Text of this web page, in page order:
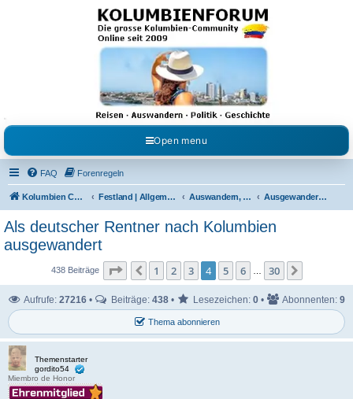
Kolumbienforum - Das
grosse Forum der
Freunde Kolumbiens
Reisen, Auswandern, Kultur, Politik, Geschichte und Visum in Kolumbien und Venezuela.
Austausch, Erfahrungen und Gemeinschaft im Kolumbienforum
Open menu
FAQ Forenregeln
Kolumbien Community Festland | Allgemeine Fragen Auswandern, Leben & Arbeiten in Kolumbien Ausgewandert nach Kolumbien | Auswanderer berichten
Als deutscher Rentner nach Kolumbien
ausgewandert
438 Beiträge Seite von
Vorherige
1 2 3 4 5 6 … 30
Thema abonnieren
Aufrufe: 27216 • Beiträge: 438 • Lesezeichen: 0 • Abonnenten: 9
Themenstarter
gordito54
Miembro de Honor